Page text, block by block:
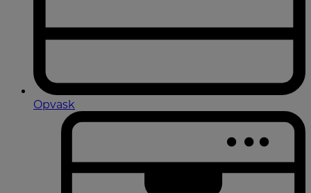
Opvask